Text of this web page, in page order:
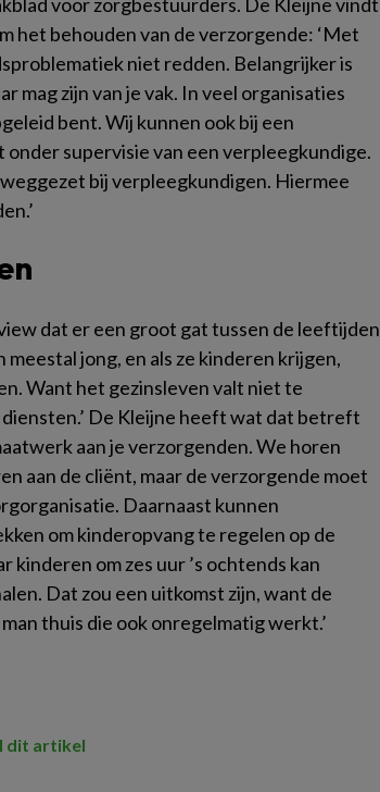
het behouden van de verzorgende: ‘Met
niet redden. Belangrijker is
mag zijn van je vak. In veel organisaties
bent. Wij kunnen ook bij een
supervisie van een verpleegkundige.
bij verpleegkundigen. Hiermee
dat er een groot gat tussen de leeftijden
jong, en als ze kinderen krijgen,
Want het gezinsleven valt niet te
De Kleijne heeft wat dat betreft
aan je verzorgenden. We horen
aan de cliënt, maar de verzorgende moet
Daarnaast kunnen
om kinderopvang te regelen op de
kinderen om zes uur ’s ochtends kan
Dat zou een uitkomst zijn, want de
thuis die ook onregelmatig werkt.’
dit artikel